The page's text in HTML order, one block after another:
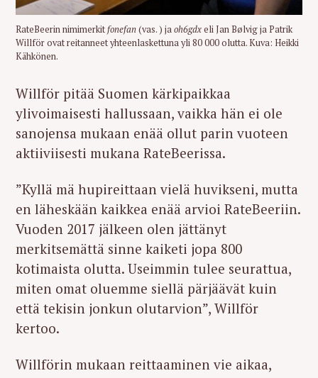
RateBeerin nimimerkitfonefan(vas. ) jaoh6gdxeli Jan Bølvig ja Patrik
Willför ovat reitanneet yhteenlaskettuna yli 80 000 olutta. Kuva: Heikki
Kähkönen.
Willför pitää Suomen kärkipaikkaa
ylivoimaisesti hallussaan, vaikka hän ei ole
sanojensa mukaan enää ollut parin vuoteen
aktiiviisesti mukana RateBeerissa.
”Kyllä mä hupireittaan vielä huvikseni, mutta
en läheskään kaikkea enää arvioi RateBeeriin.
Vuoden 2017 jälkeen olen jättänyt
merkitsemättä sinne kaiketi jopa 800
kotimaista olutta. Useimmin tulee seurattua,
miten omat oluemme siellä pärjäävät kuin
että tekisin jonkun olutarvion”, Willför
kertoo.
Willförin mukaan reittaaminen vie aikaa,